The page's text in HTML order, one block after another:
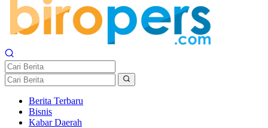
Berita Terbaru
Bisnis
Kabar Daerah